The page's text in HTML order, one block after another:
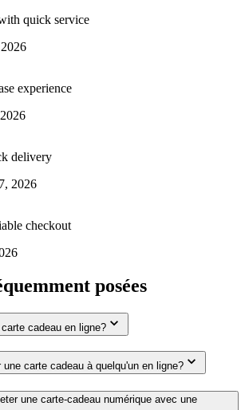
quick service
experience
delivery
2026
checkout
posées
cadeau en ligne?
carte cadeau à quelqu'un en ligne?
une carte-cadeau numérique avec une